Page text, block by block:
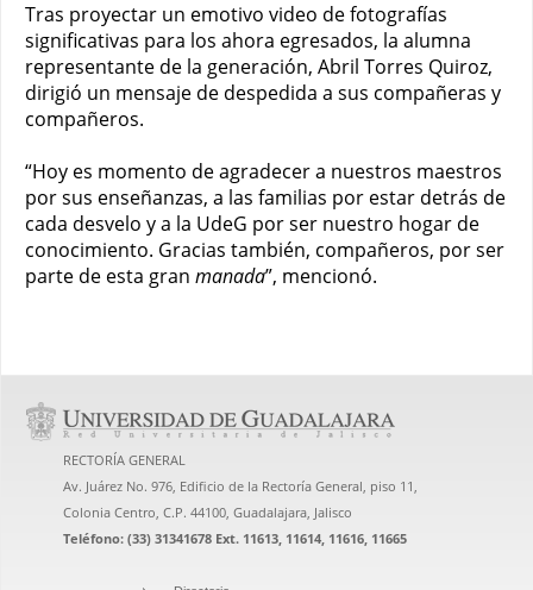
Tras proyectar un emotivo video de fotografías
significativas para los ahora egresados, la alumna
representante de la generación, Abril Torres Quiroz,
dirigió un mensaje de despedida a sus compañeras y
compañeros.
“Hoy es momento de agradecer a nuestros maestros
por sus enseñanzas, a las familias por estar detrás de
cada desvelo y a la UdeG por ser nuestro hogar de
conocimiento. Gracias también, compañeros, por ser
parte de esta gran manada”, mencionó.
RECTORÍA GENERAL
Av. Juárez No. 976, Edificio de la Rectoría General, piso 11,
Colonia Centro, C.P. 44100, Guadalajara, Jalisco
Teléfono: (33) 31341678 Ext. 11613, 11614, 11616, 11665